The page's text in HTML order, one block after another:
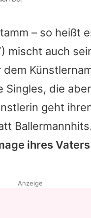
– so heißt
mischt auch
die
geht
ihres
Anzeige